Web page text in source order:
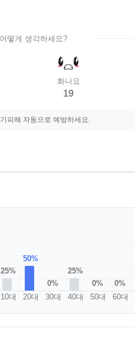
떻게 생각하세요?
화나요
19
피해 자동으로 예방하세요.
25%
10대
50%
20대
0%
30대
25%
40대
0%
50대
0%
60대